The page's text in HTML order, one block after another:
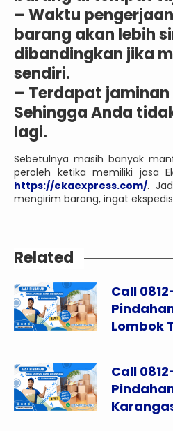
– Waktu
barang akan lebih
dibandingkan jika
sendiri.
– Terdapat
Sehingga Anda
lagi.
Sebetulnya masih banyak
peroleh ketika memiliki jasa
https://ekaexpress.com/.
mengirim barang, ingat
Related
Call
Lombok
Call